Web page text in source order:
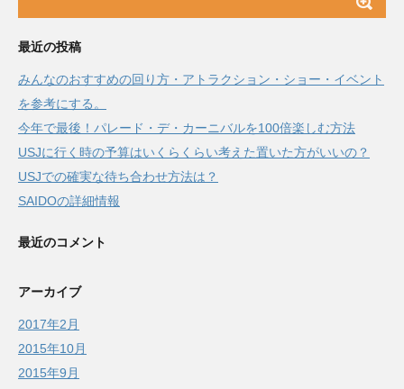
最近の投稿
みんなのおすすめの回り方・アトラクション・ショー・イベント
を参考にする。
今年で最後！パレード・デ・カーニバルを100倍楽しむ方法
USJに行く時の予算はいくらくらい考えた置いた方がいいの？
USJでの確実な待ち合わせ方法は？
SAIDOの詳細情報
最近のコメント
アーカイブ
2017年2月
2015年10月
2015年9月